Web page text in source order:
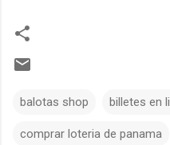
balotas shop billetes en
comprar loteria de panama